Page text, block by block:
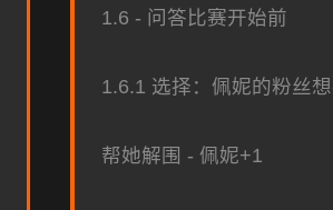
1.6 - 问答比赛开始前
1.6.1 选择：佩妮的粉丝
帮她解围 - 佩妮+1